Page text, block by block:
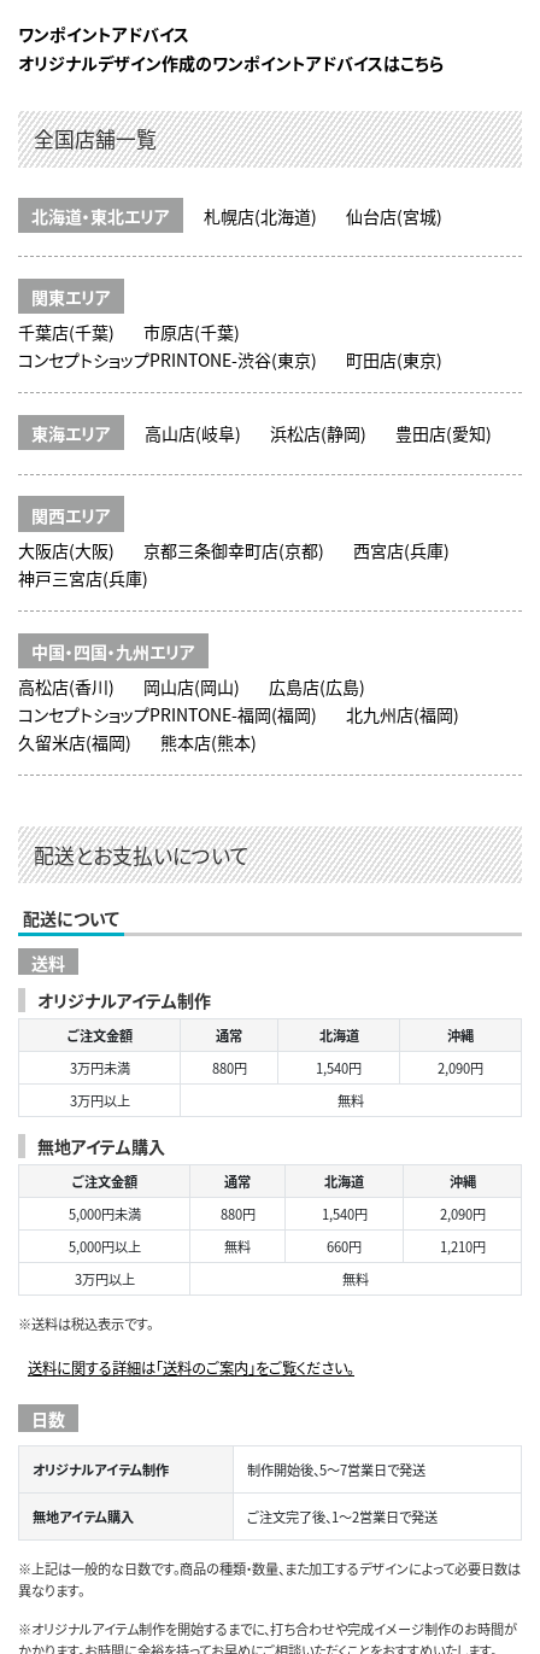
ワンポイントアドバイス
オリジナルデザイン作成のワンポイントアドバイスはこちら
全国店舗一覧
北海道・東北エリア 札幌店(北海道) 仙台店(宮城)
関東エリア
千葉店(千葉)
市原店(千葉)
コンセプトショップPRINTONE-渋谷(東京)
町田店(東京)
東海エリア 高山店(岐阜) 浜松店(静岡) 豊田店(愛知)
関西エリア
大阪店(大阪)
京都三条御幸町店(京都)
西宮店(兵庫)
神戸三宮店(兵庫)
中国・四国・九州エリア
高松店(香川)
岡山店(岡山)
広島店(広島)
コンセプトショップPRINTONE-福岡(福岡)
北九州店(福岡)
久留米店(福岡)
熊本店(熊本)
配送とお支払いについて
配送について
送料
オリジナルアイテム制作
ご注文金額 通常 北海道
沖縄
3万円未満
880円 1,540円
2,090円
3万円以上
無料
無地アイテム購入
ご注文金額 通常 北海道
沖縄
5,000円未満
880円 1,540円
2,090円
5,000円以上
無料 660円
1,210円
3万円以上
無料
※送料は税込表示です。
送料に関する詳細は「送料のご案内」をご覧ください。
日数
オリジナルアイテム制作 制作開始後、5～7営業日で発送
無地アイテム購入 ご注文完了後、1～2営業日で発送
※上記は一般的な日数です。商品の種類・数量、また加工するデザインによって必要日数は
異なります。
※オリジナルアイテム制作を開始するまでに、打ち合わせや完成イメージ制作のお時間が
かかります。お時間に余裕を持ってお早めにご相談いただくことをおすすめいたします。